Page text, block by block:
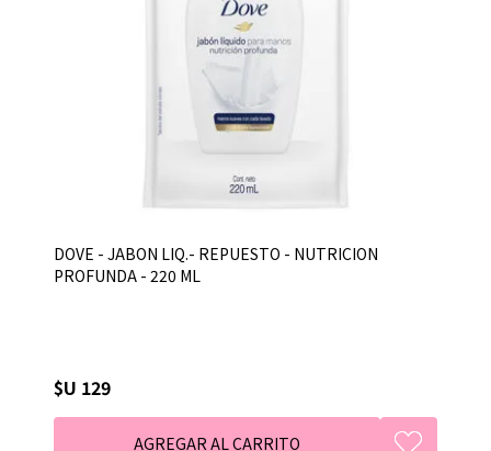
DOVE - JABON LIQ.- REPUESTO - NUTRICION
PROFUNDA - 220 ML
$U 129